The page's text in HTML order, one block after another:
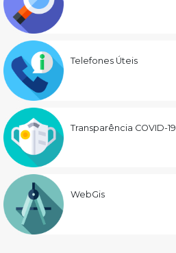
Telefones Úteis
Transparência COVID-19
WebGis